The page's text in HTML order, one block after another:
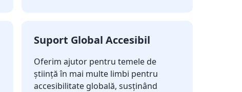
Suport Global Accesibil
Oferim ajutor pentru temele de
știință în mai multe limbi pentru
accesibilitate globală, susținând